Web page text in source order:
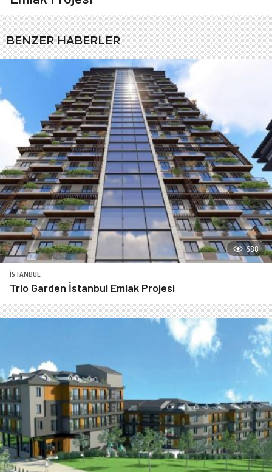
BENZER HABERLER
688
İSTANBUL
Trio Garden İstanbul Emlak Projesi